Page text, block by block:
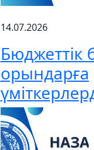
14.07.2026
Бюджеттік
орындарға